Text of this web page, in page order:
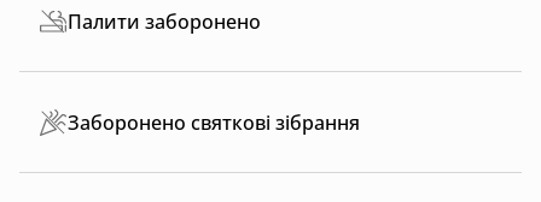
Палити заборонено
Заборонено святкові зібрання